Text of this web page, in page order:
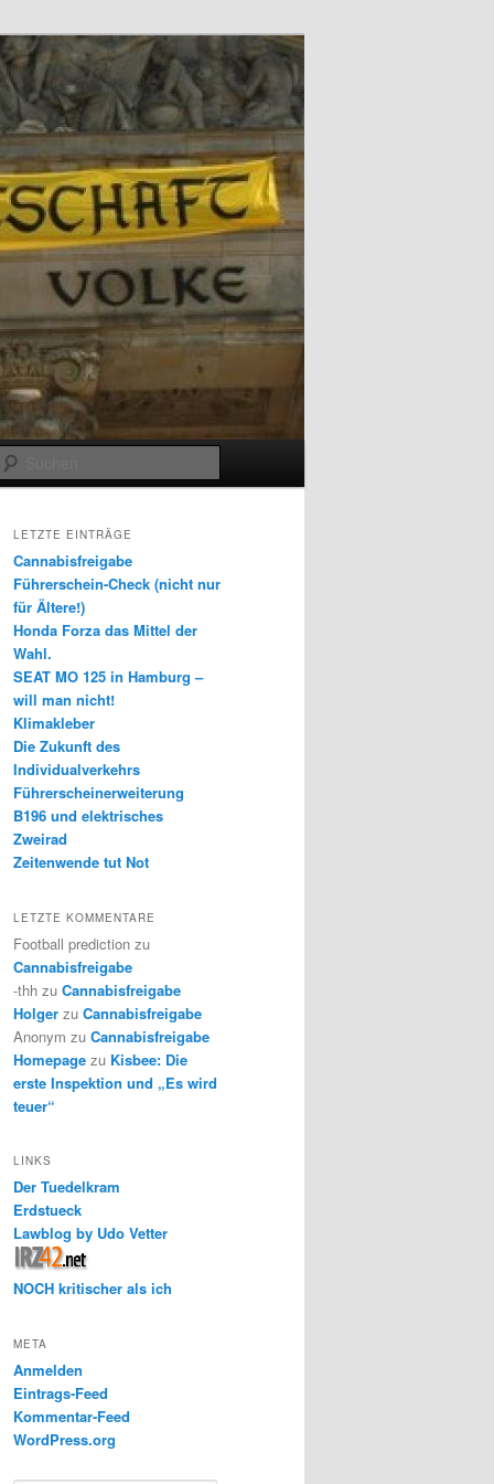
LETZTE EINTRÄGE
Cannabisfreigabe
Führerschein-Check (nicht nur
für Ältere!)
Honda Forza das Mittel der
Wahl.
SEAT MO 125 in Hamburg –
will man nicht!
Klimakleber
Die Zukunft des
Individualverkehrs
Führerscheinerweiterung
B196 und elektrisches
Zweirad
Zeitenwende tut Not
LETZTE KOMMENTARE
Football prediction zu
Cannabisfreigabe
-thh zu Cannabisfreigabe
Holger zu Cannabisfreigabe
Anonym zu Cannabisfreigabe
Homepage zu Kisbee: Die
erste Inspektion und „Es wird
teuer“
LINKS
Der Tuedelkram
Erdstueck
Lawblog by Udo Vetter
NOCH kritischer als ich
META
Anmelden
Eintrags-Feed
Kommentar-Feed
WordPress.org